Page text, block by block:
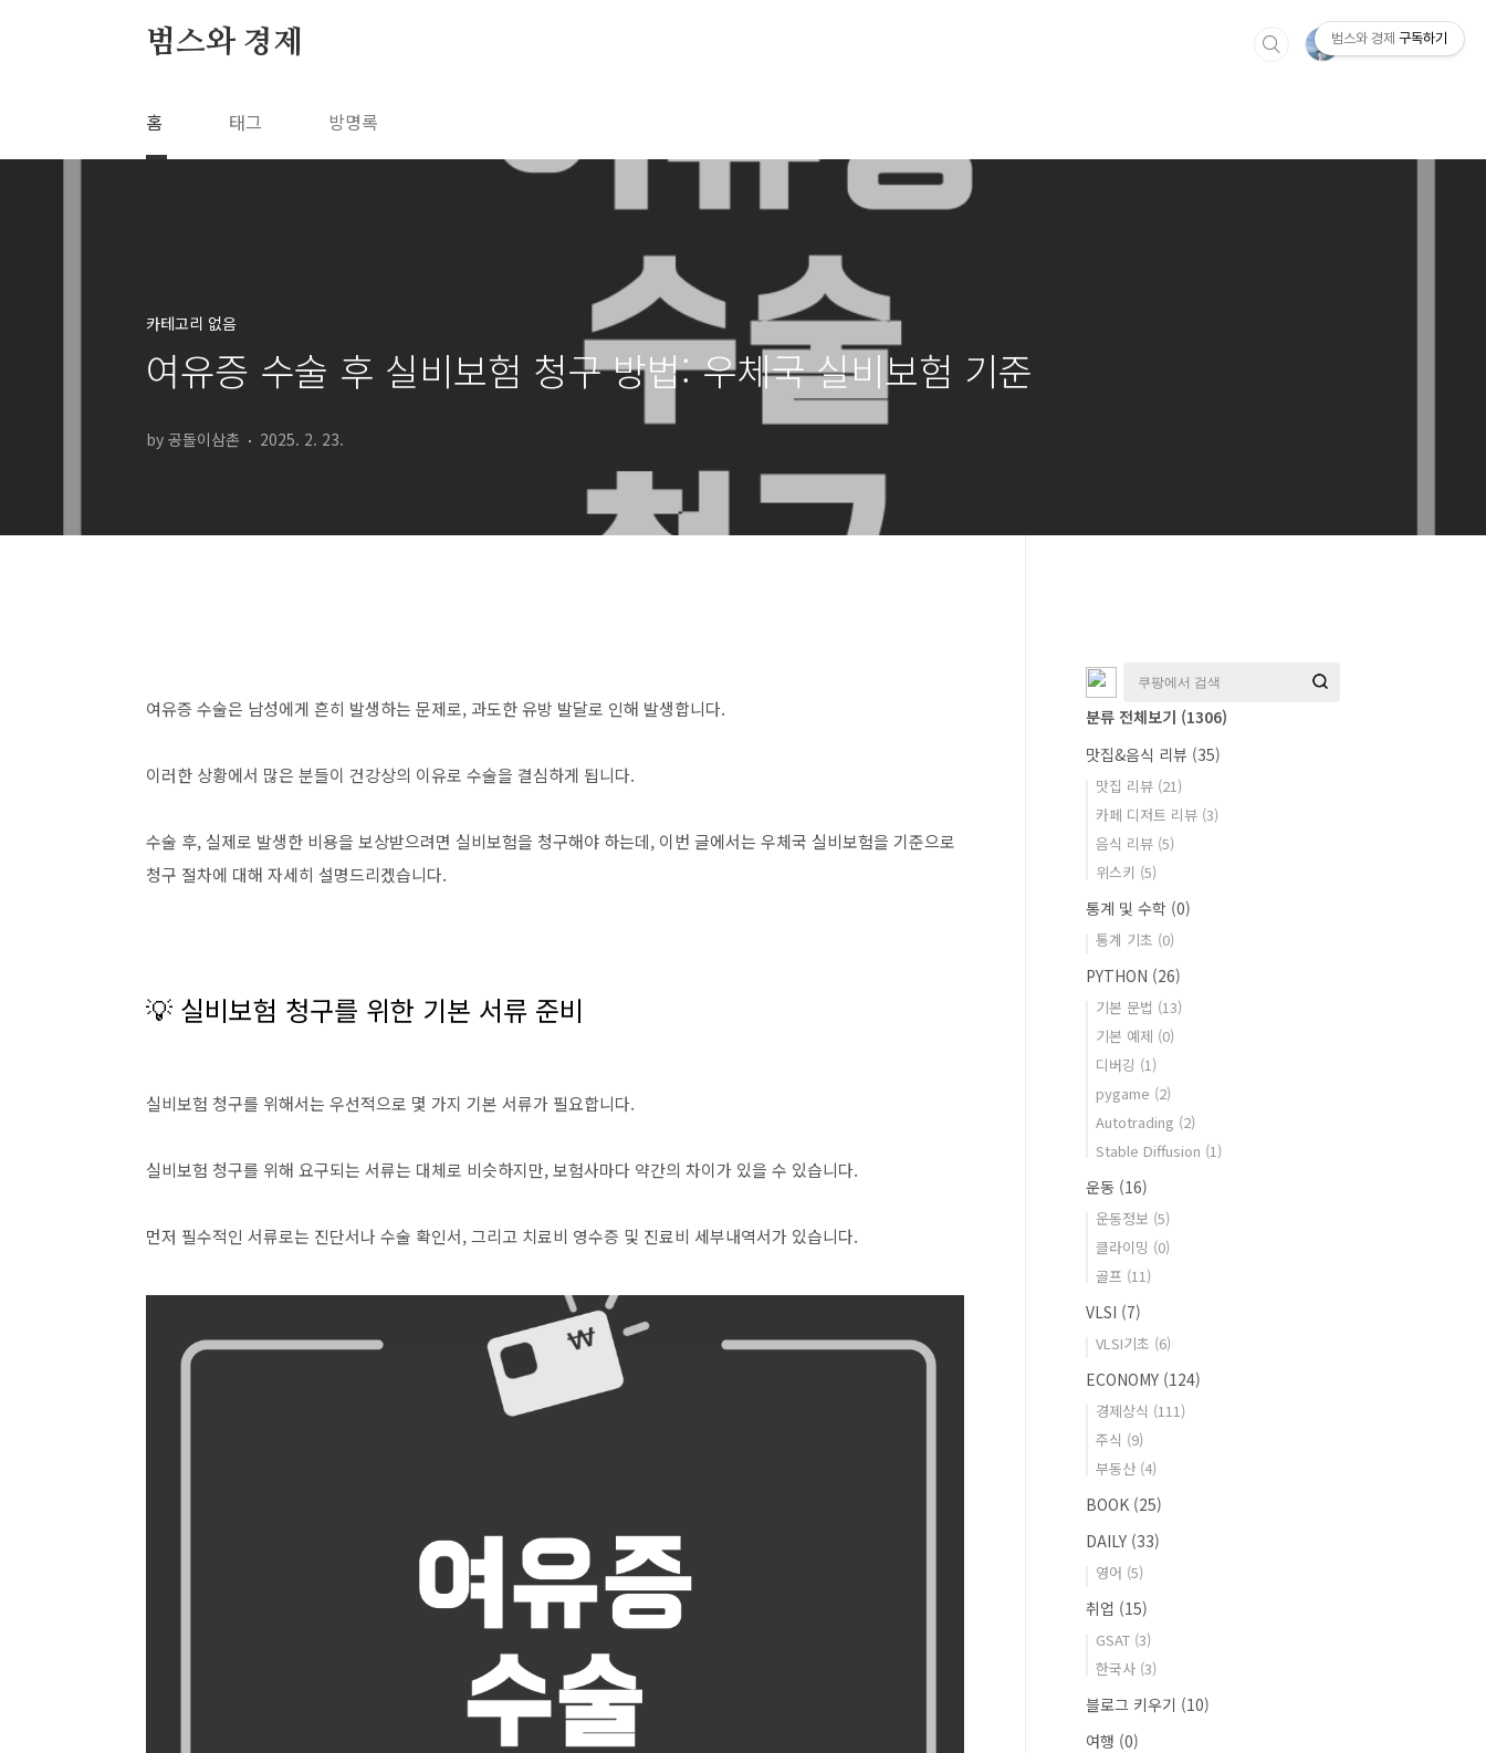
범스와 경제
홈 태그 방명록
카테고리 없음
여유증 수술 후 실비보험 청구 방법: 우체국 실비보험 기준
by 공돌이삼촌 2025. 2. 23.
여유증 수술은 남성에게 흔히 발생하는 문제로, 과도한 유방 발달로 인해 발생합니다.
이러한 상황에서 많은 분들이 건강상의 이유로 수술을 결심하게 됩니다.
수술 후, 실제로 발생한 비용을 보상받으려면 실비보험을 청구해야 하는데, 이번 글에서는 우체국 실비보험을 기준으로
청구 절차에 대해 자세히 설명드리겠습니다.
💡 실비보험 청구를 위한 기본 서류 준비
실비보험 청구를 위해서는 우선적으로 몇 가지 기본 서류가 필요합니다.
실비보험 청구를 위해 요구되는 서류는 대체로 비슷하지만, 보험사마다 약간의 차이가 있을 수 있습니다.
먼저 필수적인 서류로는 진단서나 수술 확인서, 그리고 치료비 영수증 및 진료비 세부내역서가 있습니다.
분류 전체보기 (1306)
맛집&음식 리뷰 (35)
맛집 리뷰 (21)
카페 디저트 리뷰 (3)
음식 리뷰 (5)
위스키 (5)
통계 및 수학 (0)
통계 기초 (0)
PYTHON (26)
기본 문법 (13)
기본 예제 (0)
디버깅 (1)
pygame (2)
Autotrading (2)
Stable Diffusion (1)
운동 (16)
운동정보 (5)
클라이밍 (0)
골프 (11)
VLSI (7)
VLSI기초 (6)
ECONOMY (124)
경제상식 (111)
주식 (9)
부동산 (4)
BOOK (25)
DAILY (33)
영어 (5)
취업 (15)
GSAT (3)
한국사 (3)
블로그 키우기 (10)
여행 (0)
범스와 경제 구독하기